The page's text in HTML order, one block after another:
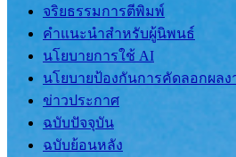
จริยธรรมการตีพิมพ์
คำแนะนำสำหรับผู้นิพนธ์
นโยบายการใช้ AI
นโยบายป้องกันการคัดลอกผลง
ข่าวประกาศ
ฉบับปัจจุบัน
ฉบับย้อนหลัง